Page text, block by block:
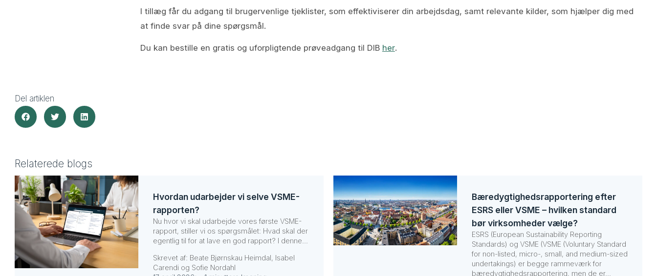
I tillæg får du adgang til brugervenlige tjeklister, som effektiviserer din arbejdsdag, samt relevante kilder, som hjælper dig med
at finde svar på dine spørgsmål.
Du kan bestille en gratis og uforpligtende prøveadgang til DIB her.
Del artiklen
Relaterede blogs
Hvordan udarbejder vi selve VSME-
rapporten?
Nu hvor vi skal udarbejde vores første VSME-
rapport, stiller vi os spørgsmålet: Hvad skal der
egentlig til for at lave en god rapport? I denne...
Skrevet af: Beate Bjørnskau Heimdal, Isabel
Carendi og Sofie Nordahl
Bæredygtighedsrapportering efter
ESRS eller VSME – hvilken standard
bør virksomheder vælge?
ESRS (European Sustainability Reporting
Standards) og VSME (VSME (Voluntary Standard
for non-listed, micro-, small, and medium-sized
undertakings) er begge rammeværk for
bæredygtighedsrapportering, men de er...